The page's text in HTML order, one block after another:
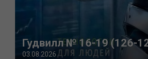
Гудвилл № 16-19 (126-
03.08.2026